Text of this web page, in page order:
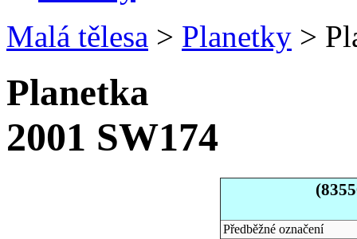
Malá tělesa > Planetky >
Planetka
2001 SW174
Předběžné označení